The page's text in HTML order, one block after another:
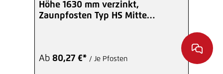
Höhe 1630 mm verzinkt,
Zaunpfosten Typ HS Mitte
Ab 80,27 €* / Je Pfosten